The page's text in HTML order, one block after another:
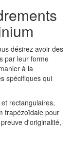
désirez avoir des
par leur forme
à la
spécifiques qui
rectangulaires,
trapézoïdale pour
d'originalité,